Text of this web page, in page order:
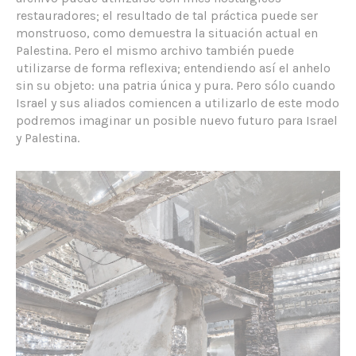
restauradores; el resultado de tal práctica puede ser
monstruoso, como demuestra la situación actual en
Palestina. Pero el mismo archivo también puede
utilizarse de forma reflexiva; entendiendo así el anhelo
sin su objeto: una patria única y pura. Pero sólo cuando
Israel y sus aliados comiencen a utilizarlo de este modo
podremos imaginar un posible nuevo futuro para Israel
y Palestina.